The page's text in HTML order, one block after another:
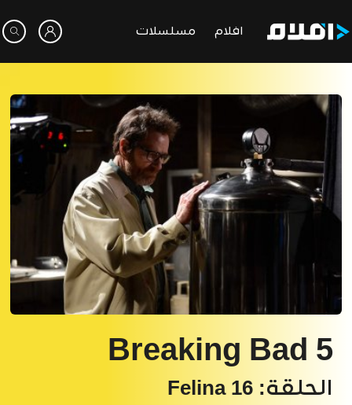
افلام مسلسلات
Breaking Bad 5
الحلقة: 16 Felina